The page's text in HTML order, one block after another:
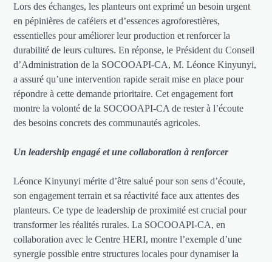
Lors des échanges, les planteurs ont exprimé un besoin urgent
en pépinières de caféiers et d’essences agroforestières,
essentielles pour améliorer leur production et renforcer la
durabilité de leurs cultures. En réponse, le Président du Conseil
d’Administration de la SOCOOAPI-CA, M. Léonce Kinyunyi,
a assuré qu’une intervention rapide serait mise en place pour
répondre à cette demande prioritaire. Cet engagement fort
montre la volonté de la SOCOOAPI-CA de rester à l’écoute
des besoins concrets des communautés agricoles.
Un leadership engagé et une collaboration à renforcer
Léonce Kinyunyi mérite d’être salué pour son sens d’écoute,
son engagement terrain et sa réactivité face aux attentes des
planteurs. Ce type de leadership de proximité est crucial pour
transformer les réalités rurales. La SOCOOAPI-CA, en
collaboration avec le Centre HERI, montre l’exemple d’une
synergie possible entre structures locales pour dynamiser la